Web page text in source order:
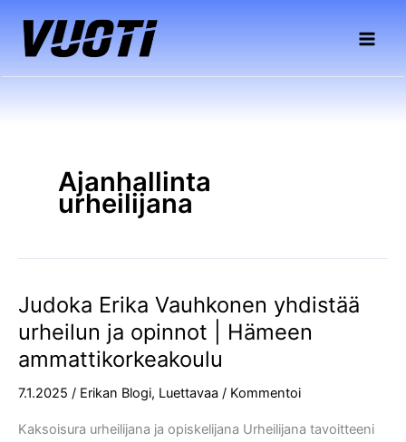
sisältöön
Ajanhallinta
urheilijana
Judoka Erika Vauhkonen yhdistää
urheilun ja opinnot | Hämeen
ammattikorkeakoulu
7.1.2025 / Erikan Blogi, Luettavaa / Kommentoi
Kaksoisura urheilijana ja opiskelijana Urheilijana tavoitteeni
Judoka
Erika
Vauhkonen
yhdistää
urheilun
opinnot